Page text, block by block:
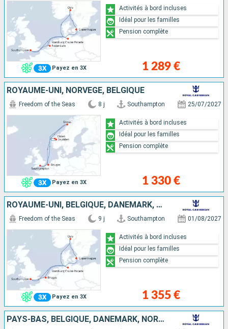
Payez en 3X 1 289 €
Activités à bord incluses
Idéal pour les familles
Pension complète
ROYAUME-UNI, NORVÈGE, BELGIQUE
Payez en 3X
Freedom of the Seas 8 j Southampton 25/07/2027
1 330 €
Activités à bord incluses
Idéal pour les familles
Pension complète
ROYAUME-UNI, BELGIQUE, DANEMARK, NORVÈGE, ALLEMAGNE
Payez en 3X
Freedom of the Seas 9 j Southampton 01/08/2027
1 355 €
Activités à bord incluses
Idéal pour les familles
Pension complète
PAYS-BAS, BELGIQUE, DANEMARK, NORVÈGE, ROYAUME-UNI